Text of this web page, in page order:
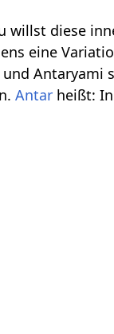
willst diese
eine
Antaryami
Antar heißt: